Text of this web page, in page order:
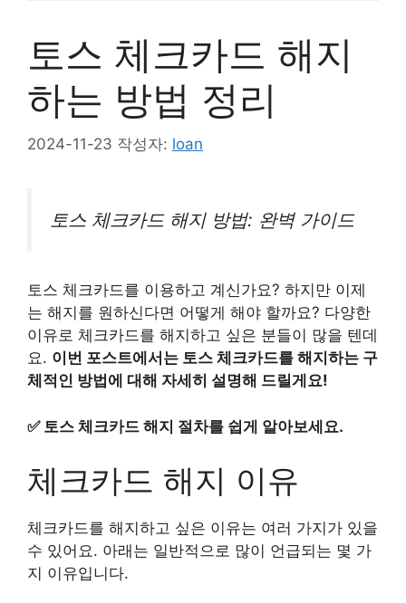
토스 체크카드 해지
하는 방법 정리
2024-11-23 작성자: loan
토스 체크카드 해지 방법: 완벽 가이드
토스 체크카드를 이용하고 계신가요? 하지만 이제
는 해지를 원하신다면 어떻게 해야 할까요? 다양한
이유로 체크카드를 해지하고 싶은 분들이 많을 텐데
요. 이번 포스트에서는 토스 체크카드를 해지하는 구
체적인 방법에 대해 자세히 설명해 드릴게요!
✅ 토스 체크카드 해지 절차를 쉽게 알아보세요.
체크카드 해지 이유
체크카드를 해지하고 싶은 이유는 여러 가지가 있을
수 있어요. 아래는 일반적으로 많이 언급되는 몇 가
지 이유입니다.